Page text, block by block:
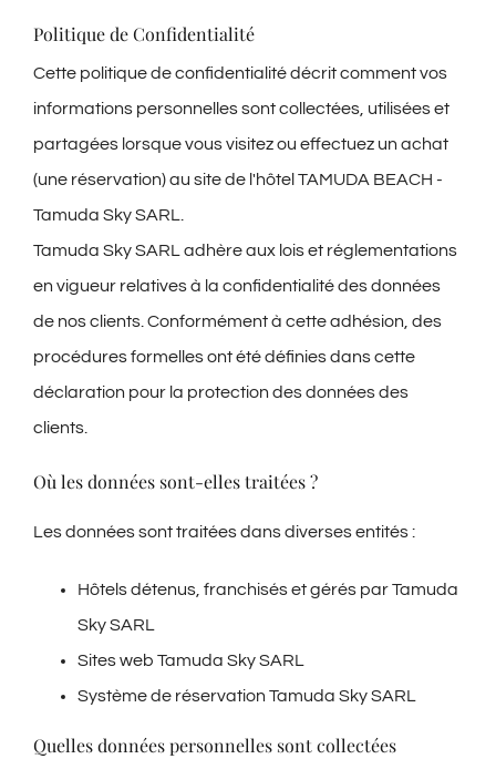
Politique de Confidentialité
Cette politique de confidentialité décrit comment vos
informations personnelles sont collectées, utilisées et
partagées lorsque vous visitez ou effectuez un achat
(une réservation) au site de l'hôtel TAMUDA BEACH -
Tamuda Sky SARL.
Tamuda Sky SARL adhère aux lois et réglementations
en vigueur relatives à la confidentialité des données
de nos clients. Conformément à cette adhésion, des
procédures formelles ont été définies dans cette
déclaration pour la protection des données des
clients.
Où les données sont-elles traitées ?
Les données sont traitées dans diverses entités :
Hôtels détenus, franchisés et gérés par Tamuda
Sky SARL
Sites web Tamuda Sky SARL
Système de réservation Tamuda Sky SARL
Quelles données personnelles sont collectées